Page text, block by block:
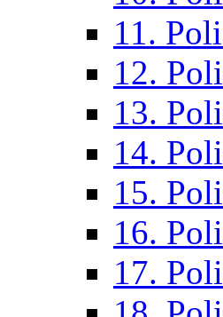
11.
12.
13.
14.
15.
16.
17.